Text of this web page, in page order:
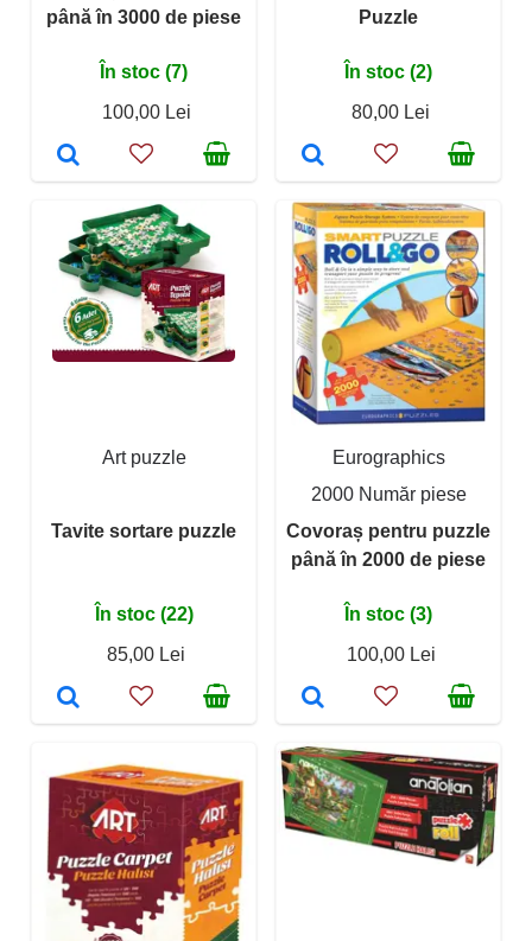
până în 3000 de piese
În stoc (7)
100,00 Lei
Puzzle
În stoc (2)
80,00 Lei
Art puzzle
Tavite sortare puzzle
În stoc (22)
85,00 Lei
Eurographics
2000 Număr piese
Covoraș pentru puzzle
până în 2000 de piese
În stoc (3)
100,00 Lei